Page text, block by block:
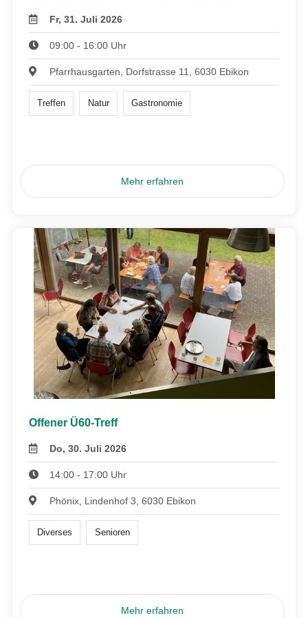
Fr, 31. Juli 2026
09:00 - 16:00 Uhr
Pfarrhausgarten, Dorfstrasse 11, 6030 Ebikon
Treffen Natur Gastronomie
Mehr erfahren
Offener Ü60-Treff
Do, 30. Juli 2026
14:00 - 17:00 Uhr
Phönix, Lindenhof 3, 6030 Ebikon
Diverses Senioren
Mehr erfahren